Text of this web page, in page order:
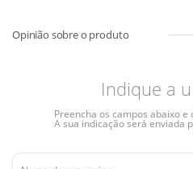
Indique a
Preencha os campos abaixo
A sua indicação será enviada